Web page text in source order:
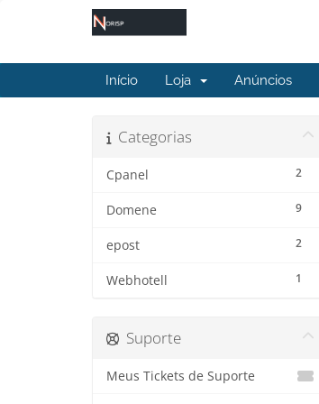
Início Loja Anúncios
Categorias
2
Cpanel
9
Domene
2
epost
1
Webhotell
Suporte
Meus Tickets de Suporte